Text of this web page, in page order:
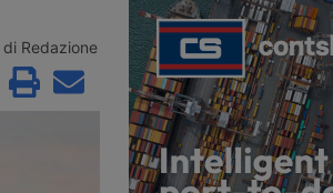
britannico. Nascerà
piattaforma
con la chiusura
metà del 2027.
Cremona, per un
61mila metri
avvio nel quarto
di Redazione